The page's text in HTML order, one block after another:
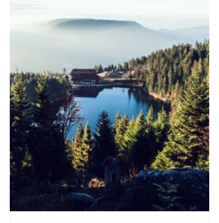
aller
Welt